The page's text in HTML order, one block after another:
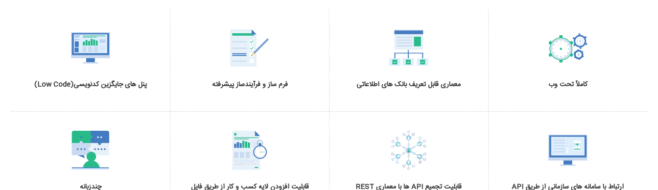
کاملاً تحت وب معماری قابل تعریف بانک های اطلاعاتی فرم ساز و فرآیندساز پیشرفته پنل های جایگزین کدنویسی(Low Code)
ارتباط با سامانه های سازمانی از طریق API قابلیت تجمیع API ها با معماری REST قابلیت افزودن لایه کسب و کار از طریق فایل چندزبانه